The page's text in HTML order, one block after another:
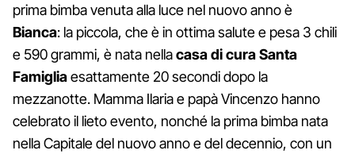
prima bimba venuta alla luce nel nuovo anno è
Bianca: la piccola, che è in ottima salute e pesa 3 chili
e 590 grammi, è nata nellacasa di cura Santa
Famigliaesattamente 20 secondi dopo la
mezzanotte. Mamma Ilaria e papà Vincenzo hanno
celebrato il lieto evento, nonché la prima bimba nata
nella Capitale del nuovo anno e del decennio, con un